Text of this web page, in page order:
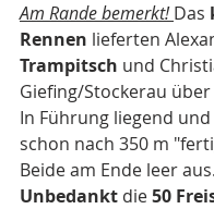
Am Rande bemerkt! Das
Rennen lieferten
Trampitsch und
Giefing/Stockerau über
In Führung liegend
schon nach 350 m
Beide am Ende leer aus.
Unbedankt die 50